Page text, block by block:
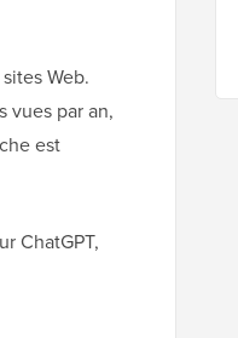
Web.
vues par an,
est
ChatGPT,